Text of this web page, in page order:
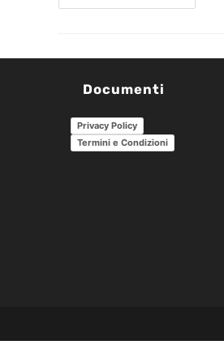
Documenti
Privacy Policy
Termini e Condizioni